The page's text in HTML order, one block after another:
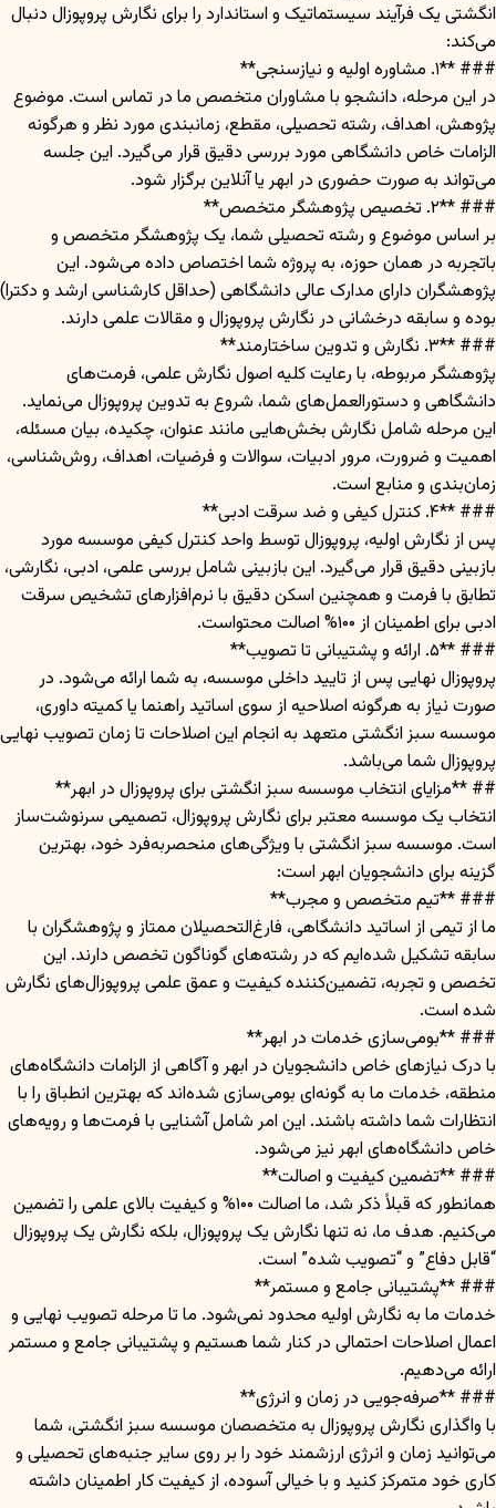
انگشتی یک فرآیند سیستماتیک و استاندارد را برای نگارش پروپوزال دنبال
می‌کند:
### **۱. مشاوره اولیه و نیازسنجی**
در این مرحله، دانشجو با مشاوران متخصص ما در تماس است. موضوع
پژوهش، اهداف، رشته تحصیلی، مقطع، زمانبندی مورد نظر و هرگونه
الزامات خاص دانشگاهی مورد بررسی دقیق قرار می‌گیرد. این جلسه
می‌تواند به صورت حضوری در ابهر یا آنلاین برگزار شود.
### **۲. تخصیص پژوهشگر متخصص**
بر اساس موضوع و رشته تحصیلی شما، یک پژوهشگر متخصص و
باتجربه در همان حوزه، به پروژه شما اختصاص داده می‌شود. این
پژوهشگران دارای مدارک عالی دانشگاهی (حداقل کارشناسی ارشد و دکترا)
بوده و سابقه درخشانی در نگارش پروپوزال و مقالات علمی دارند.
### **۳. نگارش و تدوین ساختارمند**
پژوهشگر مربوطه، با رعایت کلیه اصول نگارش علمی، فرمت‌های
دانشگاهی و دستورالعمل‌های شما، شروع به تدوین پروپوزال می‌نماید.
این مرحله شامل نگارش بخش‌هایی مانند عنوان، چکیده، بیان مسئله،
اهمیت و ضرورت، مرور ادبیات، سوالات و فرضیات، اهداف، روش‌شناسی،
زمان‌بندی و منابع است.
### **۴. کنترل کیفی و ضد سرقت ادبی**
پس از نگارش اولیه، پروپوزال توسط واحد کنترل کیفی موسسه مورد
بازبینی دقیق قرار می‌گیرد. این بازبینی شامل بررسی علمی، ادبی، نگارشی،
تطابق با فرمت و همچنین اسکن دقیق با نرم‌افزارهای تشخیص سرقت
ادبی برای اطمینان از ۱۰۰% اصالت محتواست.
### **۵. ارائه و پشتیبانی تا تصویب**
پروپوزال نهایی پس از تایید داخلی موسسه، به شما ارائه می‌شود. در
صورت نیاز به هرگونه اصلاحیه از سوی اساتید راهنما یا کمیته داوری،
موسسه سبز انگشتی متعهد به انجام این اصلاحات تا زمان تصویب نهایی
پروپوزال شما می‌باشد.
## **مزایای انتخاب موسسه سبز انگشتی برای پروپوزال در ابهر**
انتخاب یک موسسه معتبر برای نگارش پروپوزال، تصمیمی سرنوشت‌ساز
است. موسسه سبز انگشتی با ویژگی‌های منحصربه‌فرد خود، بهترین
گزینه برای دانشجویان ابهر است:
### **تیم متخصص و مجرب**
ما از تیمی از اساتید دانشگاهی، فارغ‌التحصیلان ممتاز و پژوهشگران با
سابقه تشکیل شده‌ایم که در رشته‌های گوناگون تخصص دارند. این
تخصص و تجربه، تضمین‌کننده کیفیت و عمق علمی پروپوزال‌های نگارش
شده است.
### **بومی‌سازی خدمات در ابهر**
با درک نیازهای خاص دانشجویان در ابهر و آگاهی از الزامات دانشگاه‌های
منطقه، خدمات ما به گونه‌ای بومی‌سازی شده‌اند که بهترین انطباق را با
انتظارات شما داشته باشند. این امر شامل آشنایی با فرمت‌ها و رویه‌های
خاص دانشگاه‌های ابهر نیز می‌شود.
### **تضمین کیفیت و اصالت**
همانطور که قبلاً ذکر شد، ما اصالت ۱۰۰% و کیفیت بالای علمی را تضمین
می‌کنیم. هدف ما، نه تنها نگارش یک پروپوزال، بلکه نگارش یک پروپوزال
“قابل دفاع” و “تصویب شده” است.
### **پشتیبانی جامع و مستمر**
خدمات ما به نگارش اولیه محدود نمی‌شود. ما تا مرحله تصویب نهایی و
اعمال اصلاحات احتمالی در کنار شما هستیم و پشتیبانی جامع و مستمر
ارائه می‌دهیم.
### **صرفه‌جویی در زمان و انرژی**
با واگذاری نگارش پروپوزال به متخصصان موسسه سبز انگشتی، شما
می‌توانید زمان و انرژی ارزشمند خود را بر روی سایر جنبه‌های تحصیلی و
کاری خود متمرکز کنید و با خیالی آسوده، از کیفیت کار اطمینان داشته